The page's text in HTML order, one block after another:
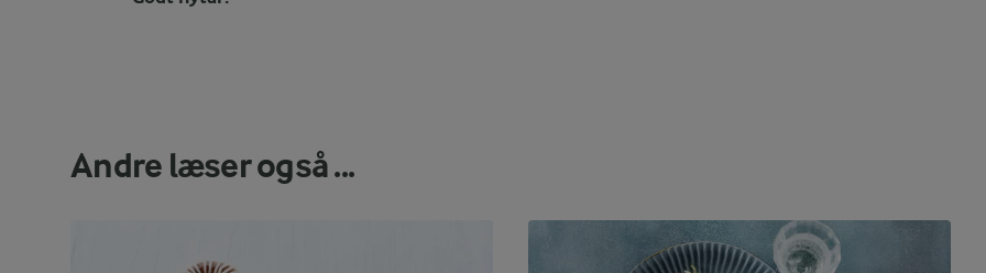
Andre læser også ...